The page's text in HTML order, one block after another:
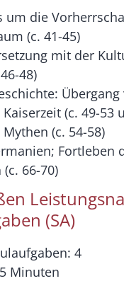
um die
(c. 41-45)
mit der
48)
(c. 49-53
(c. 54-58)
Fortleben
66-70)
(SA)
4
Minuten